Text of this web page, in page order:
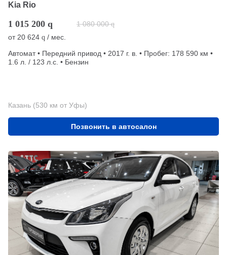
Kia Rio
1 015 200 q 1 080 000 q
от20 624 q / мес.
Автомат • Передний привод • 2017 г. в. • Пробег: 178 590 км •
1.6 л. / 123 л.с. • Бензин
Казань (530 км от Уфы)
Позвонить в автосалон